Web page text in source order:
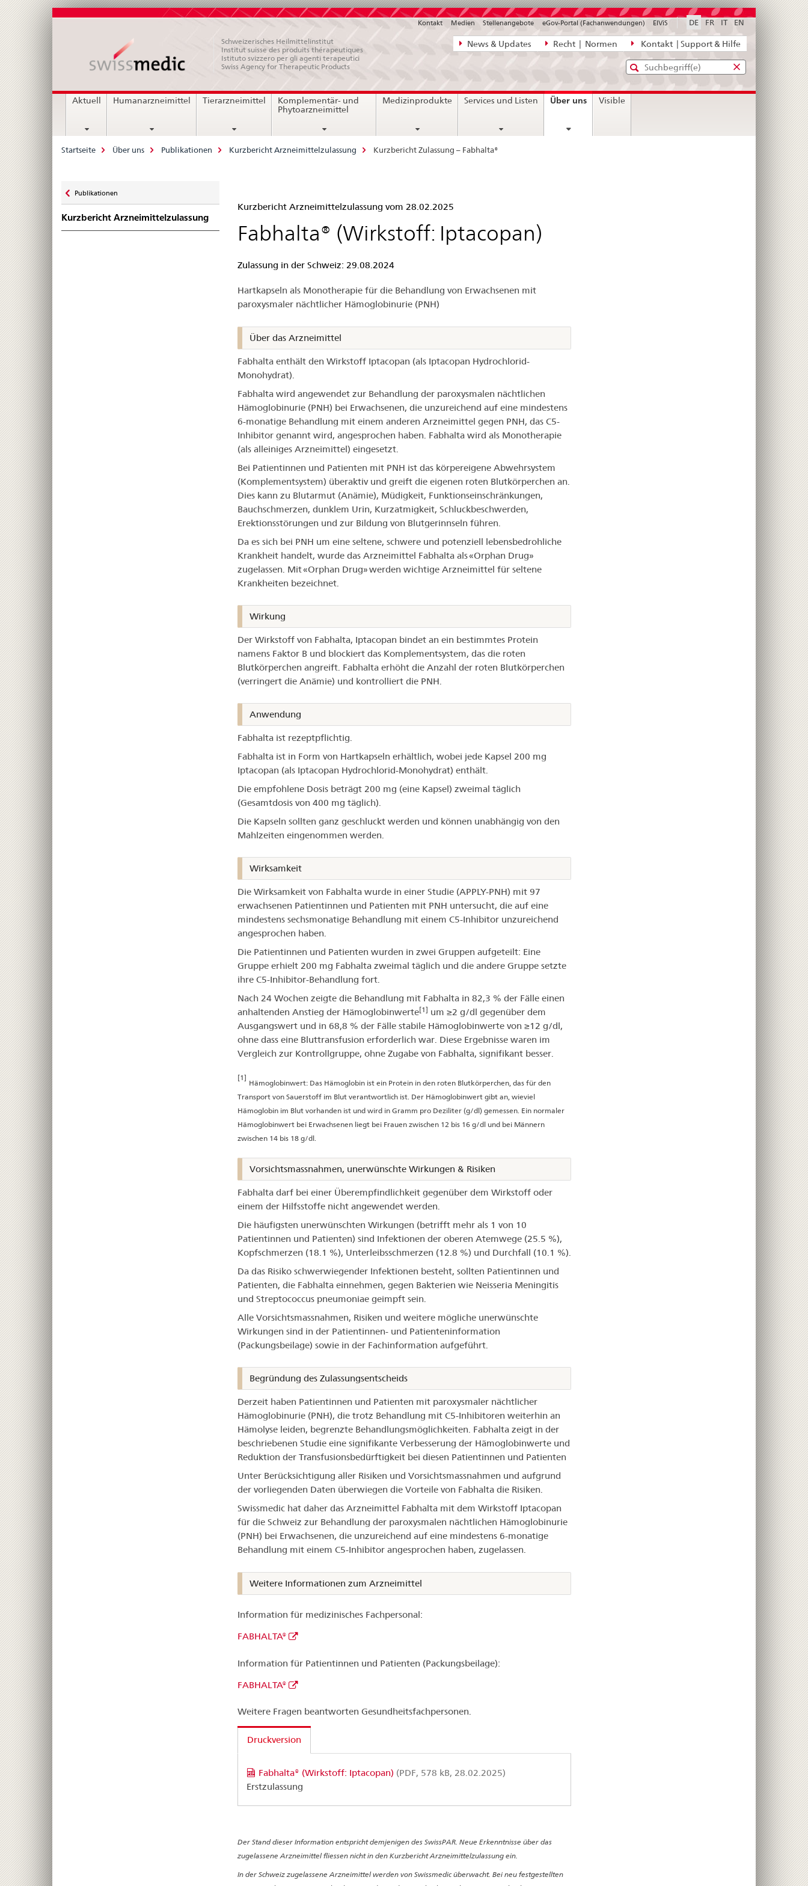
Direktnavigation
News,
Kontakt
News & Updates Recht | Normen Kontakt | Support & Hilfe
DE FR IT EN
Kontakt Medien Stellenangebote eGov-Portal (Fachanwendungen) ElViS
Schweizerisches Heilmittelinstitut
Institut suisse des produits thérapeutiques
Istituto svizzero per gli agenti terapeutici
Swiss Agency for Therapeutic Products
Standard-
Suche
Eingabefenster
diefür
Hauptnavigation
Aktuell Humanarzneimittel Tierarzneimittel
Komplementär- und
Phytoarzneimittel
Medizinprodukte Services und Listen Über unscurrent
Visible
Breadcrumb
Startseite Über uns Publikationen Kurzbericht Arzneimittelzulassung Kurzbericht Zulassung – Fabhalta®
zu
Publikationen
Kurzbericht Arzneimittelzulassung
Kurzbericht
Zulassung
Fabhalta®
Kurzbericht Arzneimittelzulassung vom 28.02.2025
Fabhalta® (Wirkstoff: Iptacopan)
Zulassung in der Schweiz: 29.08.2024
Hartkapseln als Monotherapie für die Behandlung von Erwachsenen mit
paroxysmaler nächtlicher Hämoglobinurie (PNH)
Über das Arzneimittel
Fabhalta enthält den Wirkstoff Iptacopan (als Iptacopan Hydrochlorid-
Monohydrat).
Fabhalta wird angewendet zur Behandlung der paroxysmalen nächtlichen
Hämoglobinurie (PNH) bei Erwachsenen, die unzureichend auf eine mindestens
6-monatige Behandlung mit einem anderen Arzneimittel gegen PNH, das C5-
Inhibitor genannt wird, angesprochen haben. Fabhalta wird als Monotherapie
(als alleiniges Arzneimittel) eingesetzt.
Bei Patientinnen und Patienten mit PNH ist das körpereigene Abwehrsystem
(Komplementsystem) überaktiv und greift die eigenen roten Blutkörperchen an.
Dies kann zu Blutarmut (Anämie), Müdigkeit, Funktionseinschränkungen,
Bauchschmerzen, dunklem Urin, Kurzatmigkeit, Schluckbeschwerden,
Erektionsstörungen und zur Bildung von Blutgerinnseln führen.
Da es sich bei PNH um eine seltene, schwere und potenziell lebensbedrohliche
Krankheit handelt, wurde das Arzneimittel Fabhalta als «Orphan Drug»
zugelassen. Mit «Orphan Drug» werden wichtige Arzneimittel für seltene
Krankheiten bezeichnet.
Wirkung
Der Wirkstoff von Fabhalta, Iptacopan bindet an ein bestimmtes Protein
namens Faktor B und blockiert das Komplementsystem, das die roten
Blutkörperchen angreift. Fabhalta erhöht die Anzahl der roten Blutkörperchen
(verringert die Anämie) und kontrolliert die PNH.
Anwendung
Fabhalta ist rezeptpflichtig.
Fabhalta ist in Form von Hartkapseln erhältlich, wobei jede Kapsel 200 mg
Iptacopan (als Iptacopan Hydrochlorid-Monohydrat) enthält.
Die empfohlene Dosis beträgt 200 mg (eine Kapsel) zweimal täglich
(Gesamtdosis von 400 mg täglich).
Die Kapseln sollten ganz geschluckt werden und können unabhängig von den
Mahlzeiten eingenommen werden.
Wirksamkeit
Die Wirksamkeit von Fabhalta wurde in einer Studie (APPLY-PNH) mit 97
erwachsenen Patientinnen und Patienten mit PNH untersucht, die auf eine
mindestens sechsmonatige Behandlung mit einem C5-Inhibitor unzureichend
angesprochen haben.
Die Patientinnen und Patienten wurden in zwei Gruppen aufgeteilt: Eine
Gruppe erhielt 200 mg Fabhalta zweimal täglich und die andere Gruppe setzte
ihre C5-Inhibitor-Behandlung fort.
Nach 24 Wochen zeigte die Behandlung mit Fabhalta in 82,3 % der Fälle einen
anhaltenden Anstieg der Hämoglobinwerte[1] um ≥2 g/dl gegenüber dem
Ausgangswert und in 68,8 % der Fälle stabile Hämoglobinwerte von ≥12 g/dl,
ohne dass eine Bluttransfusion erforderlich war. Diese Ergebnisse waren im
Vergleich zur Kontrollgruppe, ohne Zugabe von Fabhalta, signifikant besser.
[1]
Hämoglobinwert: Das Hämoglobin ist ein Protein in den roten Blutkörperchen, das für den
Transport von Sauerstoff im Blut verantwortlich ist. Der Hämoglobinwert gibt an, wieviel
Hämoglobin im Blut vorhanden ist und wird in Gramm pro Deziliter (g/dl) gemessen. Ein normaler
Hämoglobinwert bei Erwachsenen liegt bei Frauen zwischen 12 bis 16 g/dl und bei Männern
zwischen 14 bis 18 g/dl.
Vorsichtsmassnahmen, unerwünschte Wirkungen & Risiken
Fabhalta darf bei einer Überempfindlichkeit gegenüber dem Wirkstoff oder
einem der Hilfsstoffe nicht angewendet werden.
Die häufigsten unerwünschten Wirkungen (betrifft mehr als 1 von 10
Patientinnen und Patienten) sind Infektionen der oberen Atemwege (25.5 %),
Kopfschmerzen (18.1 %), Unterleibsschmerzen (12.8 %) und Durchfall (10.1 %).
Da das Risiko schwerwiegender Infektionen besteht, sollten Patientinnen und
Patienten, die Fabhalta einnehmen, gegen Bakterien wie Neisseria Meningitis
und Streptococcus pneumoniae geimpft sein.
Alle Vorsichtsmassnahmen, Risiken und weitere mögliche unerwünschte
Wirkungen sind in der Patientinnen- und Patienteninformation
(Packungsbeilage) sowie in der Fachinformation aufgeführt.
Begründung des Zulassungsentscheids
Derzeit haben Patientinnen und Patienten mit paroxysmaler nächtlicher
Hämoglobinurie (PNH), die trotz Behandlung mit C5-Inhibitoren weiterhin an
Hämolyse leiden, begrenzte Behandlungsmöglichkeiten. Fabhalta zeigt in der
beschriebenen Studie eine signifikante Verbesserung der Hämoglobinwerte und
Reduktion der Transfusionsbedürftigkeit bei diesen Patientinnen und Patienten
Unter Berücksichtigung aller Risiken und Vorsichtsmassnahmen und aufgrund
der vorliegenden Daten überwiegen die Vorteile von Fabhalta die Risiken.
Swissmedic hat daher das Arzneimittel Fabhalta mit dem Wirkstoff Iptacopan
für die Schweiz zur Behandlung der paroxysmalen nächtlichen Hämoglobinurie
(PNH) bei Erwachsenen, die unzureichend auf eine mindestens 6-monatige
Behandlung mit einem C5-Inhibitor angesprochen haben, zugelassen.
Weitere Informationen zum Arzneimittel
Information für medizinisches Fachpersonal:
FABHALTA®
Information für Patientinnen und Patienten (Packungsbeilage):
FABHALTA®
Weitere Fragen beantworten Gesundheitsfachpersonen.
Druckversion
Fabhalta® (Wirkstoff: Iptacopan) (PDF, 578 kB, 28.02.2025)
Erstzulassung
Der Stand dieser Information entspricht demjenigen des SwissPAR. Neue Erkenntnisse über das
zugelassene Arzneimittel fliessen nicht in den Kurzbericht Arzneimittelzulassung ein.
In der Schweiz zugelassene Arzneimittel werden von Swissmedic überwacht. Bei neu festgestellten